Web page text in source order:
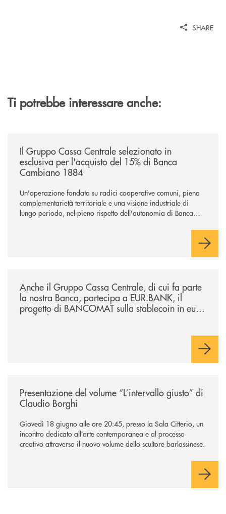
SHARE
Ti potrebbe interessare anche:
Il Gruppo Cassa Centrale selezionato in
esclusiva per l'acquisto del 15% di Banca
Cambiano 1884
Un'operazione fondata su radici cooperative comuni, piena
complementarietà territoriale e una visione industriale di
lungo periodo, nel pieno rispetto dell'autonomia di Banca
negoziazione esclusiva per la finalizzazione dell’operazione.
Anche il Gruppo Cassa Centrale, di cui fa parte
la nostra Banca, partecipa a EUR.BANK, il
progetto di BANCOMAT sulla stablecoin in euro
e sul relativo ecosistema
Presentazione del volume “L’intervallo giusto” di
Claudio Borghi
Giovedì 18 giugno alle ore 20:45, presso la Sala Citterio, un
incontro dedicato all’arte contemporanea e al processo
creativo attraverso il nuovo volume dello scultore barlassinese.